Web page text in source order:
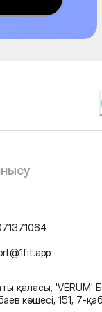
қаласы, 'VERUM'
көшесі, 151, 7-